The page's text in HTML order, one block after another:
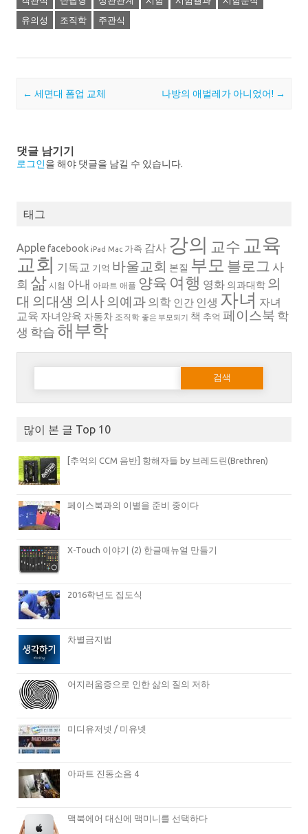
유의성 조직학 주관식
Post navigation
← 세면대 폼업 교체 나방의 애벌레가 아니었어! →
댓글 남기기
로그인을 해야 댓글을 남길 수 있습니다.
태그
Applefacebook iPad Mac 가족 감사 강의 교수 교육
교회 기독교 기억 바울교회 본질 부모 블로그 사
회 삶 시험 아내 아파트 애플 양육 여행 영화 의과대학 의
대 의대생 의사의예과 의학 인간 인생 자녀 자녀
교육 자녀양육 자동차 조직학 좋은 부모되기 책 추억 페이스북 학
생 학습 해부학
다음 검색:
많이 본 글 Top 10
[추억의 CCM 음반] 항해자들 by 브레드린(Brethren)
페이스북과의 이별을 준비 중이다
X-Touch 이야기 (2) 한글매뉴얼 만들기
2016학년도 집도식
차별금지법
어지러움증으로 인한 삶의 질의 저하
미디유저넷 / 미유넷
아파트 진동소음 4
맥북에어 대신에 맥미니를 선택하다